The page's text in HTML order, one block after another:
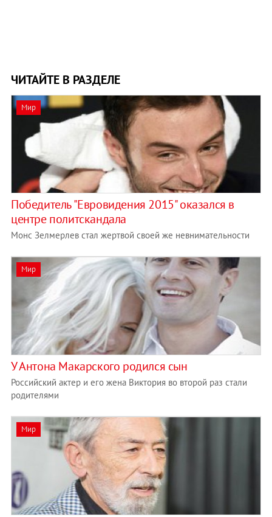
ЧИТАЙТЕ В РАЗДЕЛЕ
Мир
Победитель "Евровидения 2015" оказался в
центре политскандала
Монс Зелмерлев стал жертвой своей же невнимательности
Мир
У Антона Макарского родился сын
Российский актер и его жена Виктория во второй раз стали
родителями
Мир